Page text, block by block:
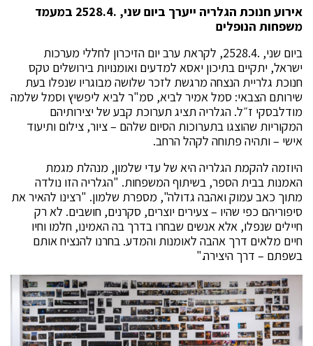
אירוע חנוכת הגלריה ייערך ביום שני, .25
28.4 במעמד
משפחות הנופלים
ביום שני, .2528.4, לקראת ערב יום הזיכרון לחללי מערכות
ישראל, יתקיים בתיכון יאסא למדעים ואומנויות בירושלים טקס
חנוכת גלריית הנצחה מרגשת לזכר שלושה מבוגריו שנפלו בעת
שירותם הצבאי: סמל אמיר לביא, סמ"ר לביא ליפשיץ וסמל שלמה
מודלבסקי ז״ל. הגלריה תציג תערוכת קבע של יצירותיהם
המקוריות שהוצגו בתערוכות הסיום שלהם – ציור, צילום ותיעוד
אישי – ותהיה פתוחה לקהל הרחב.
היוזמה להקמת הגלריה היא של עדי שלמון, מנהלת מגמת
האמנות בבית הספר, בשיתוף המשפחות. "הגלריה הזו נולדה
מתוך כאב עמוק ואהבה גדולה", מספרת שלמון. "רצינו להאיר את
סיפוריהם כפי שהיו – צעירים יוצרים, סקרנים, חושבים. לא רק
חיילים שנפלו, אלא אנשים שבחרו בדרך בה האמינו, חלמו וחיו
חיים מלאים דרך אהבה לאומנות והמדע. בחרנו להנציח אותם
בשפתם – דרך היצירה."